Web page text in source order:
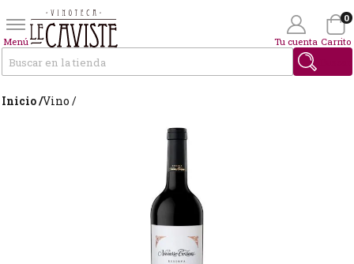
Menú Tu cuenta Carrito
0
Inicio /Vino /